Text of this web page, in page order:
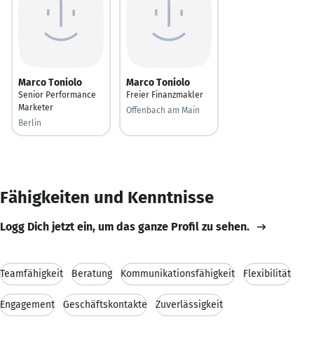
Marco Toniolo
Senior Performance
Marketer
Berlin
Marco Toniolo
Freier Finanzmakler
Offenbach am Main
Fähigkeiten und Kenntnisse
Logg Dich jetzt ein, um das ganze Profil zu sehen.
Teamfähigkeit Beratung Kommunikationsfähigkeit Flexibilität
Engagement Geschäftskontakte Zuverlässigkeit